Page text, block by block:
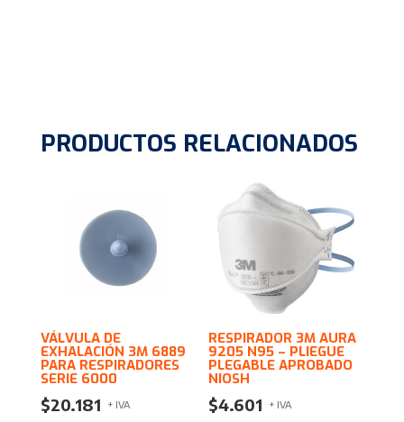
PRODUCTOS RELACIONADOS
VÁLVULA DE
EXHALACIÓN 3M 6889
PARA RESPIRADORES
SERIE 6000
$20.181 + IVA
RESPIRADOR 3M AURA
9205 N95 – PLIEGUE
PLEGABLE APROBADO
NIOSH
$4.601 + IVA